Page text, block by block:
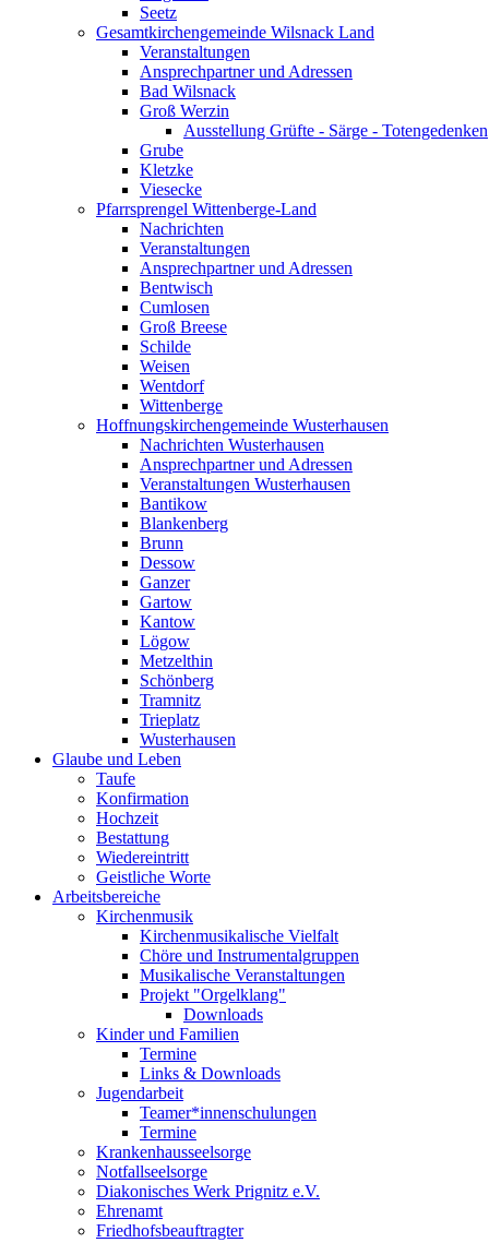
Seetz
Gesamtkirchengemeinde Wilsnack Land
Veranstaltungen
Ansprechpartner und Adressen
Bad Wilsnack
Groß Werzin
Ausstellung Grüfte - Särge - Totengedenken
Grube
Kletzke
Viesecke
Pfarrsprengel Wittenberge-Land
Nachrichten
Veranstaltungen
Ansprechpartner und Adressen
Bentwisch
Cumlosen
Groß Breese
Schilde
Weisen
Wentdorf
Wittenberge
Hoffnungskirchengemeinde Wusterhausen
Nachrichten Wusterhausen
Ansprechpartner und Adressen
Veranstaltungen Wusterhausen
Bantikow
Blankenberg
Brunn
Dessow
Ganzer
Gartow
Kantow
Lögow
Metzelthin
Schönberg
Tramnitz
Trieplatz
Wusterhausen
Glaube und Leben
Taufe
Konfirmation
Hochzeit
Bestattung
Wiedereintritt
Geistliche Worte
Arbeitsbereiche
Kirchenmusik
Kirchenmusikalische Vielfalt
Chöre und Instrumentalgruppen
Musikalische Veranstaltungen
Projekt "Orgelklang"
Downloads
Kinder und Familien
Termine
Links & Downloads
Jugendarbeit
Teamer*innenschulungen
Termine
Krankenhausseelsorge
Notfallseelsorge
Diakonisches Werk Prignitz e.V.
Ehrenamt
Friedhofsbeauftragter